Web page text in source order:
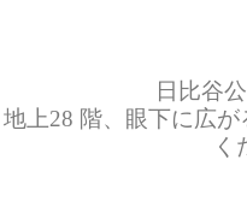
日比谷
地上28 階、眼下に広
く